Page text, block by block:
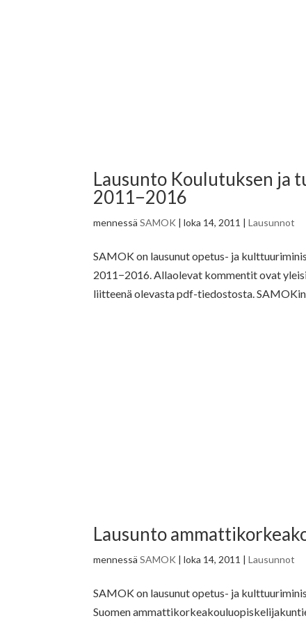
Lausunto Koulutuksen ja
2011−2016
mennessäSAMOK |loka 14, 2011 |Lausunnot
SAMOK on lausunut opetus- ja
2011−2016. Allaolevat kommentit ovat
liitteenä olevasta pdf-tiedostosta.
Lausunto
mennessäSAMOK |loka 14, 2011 |Lausunnot
SAMOK on lausunut opetus- ja
Suomen